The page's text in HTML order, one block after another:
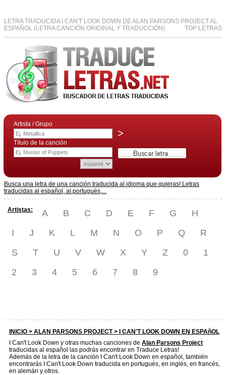
LETRA TRADUCIDA I CAN'T LOOK DOWN DE ALAN PARSONS PROJECT AL
ESPAÑOL (LETRA CANCIÓN ORIGINAL Y TRADUCCIÓN)
TOP LETRAS
Artista / Grupo
>
Título de la canción
Busca una letra de una canción traducida al idioma que quieras! Letras
traducidas al español, al portugués,...
Artistas: A B C D E F G
H
I
J K L M N O P Q
R
S
T U V W X Y Z 0
1
2
3 4 5 6 7 8 9
INICIO > ALAN PARSONS PROJECT> I CAN'T LOOK DOWN EN ESPAñOL
I Can't Look Down y otras muchas canciones de Alan Parsons Project
traducidas al español las podrás encontrar en Traduce Letras!
Además de la letra de la canción I Can't Look Down en español, también
encontrarás I Can't Look Down traducida en portugués, en inglés, en francés,
en alemán y otros.